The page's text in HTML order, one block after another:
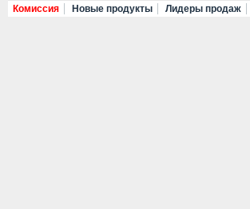
Комиссия Новые продукты Лидеры продаж